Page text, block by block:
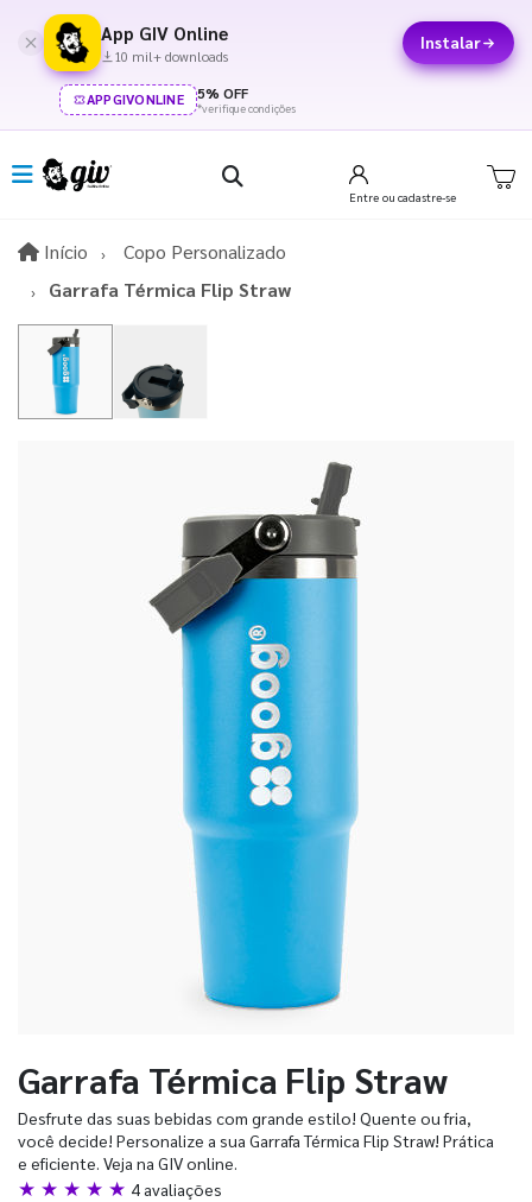
App GIV Online
10 mil+ downloads
Instalar
APPGIVONLINE 5% OFF
*verifique condições
Entre ou cadastre-se
Início InícioCopo Personalizado
Garrafa Térmica Flip Straw
Garrafa Térmica Flip Straw
Desfrute das suas bebidas com grande estilo! Quente ou fria,
você decide! Personalize a sua Garrafa Térmica Flip Straw! Prática
e eficiente. Veja na GIV online.
★ ★ ★ ★ ★ 4 avaliações